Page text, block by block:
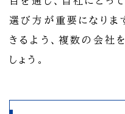
選び方が重要になりま
きるよう、複数の会社
しょう。